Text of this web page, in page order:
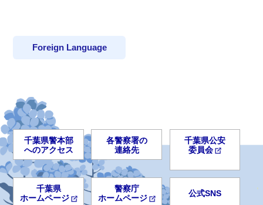
Foreign Language
千葉県警本部
へのアクセス
各警察署の
連絡先
千葉県公安
委員会
千葉県
ホームページ
警察庁
ホームページ
公式SNS